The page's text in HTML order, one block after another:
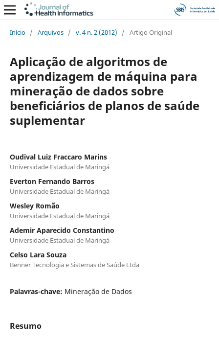
Início / Arquivos / v. 4 n. 2 (2012) / Artigo Original
Aplicação de algoritmos de
aprendizagem de máquina para
mineração de dados sobre
beneficiários de planos de saúde
suplementar
Oudival Luiz Fraccaro Marins
Universidade Estadual de Maringá
Everton Fernando Barros
Universidade Estadual de Maringá
Wesley Romão
Universidade Estadual de Maringá
Ademir Aparecido Constantino
Universidade Estadual de Maringá
Celso Lara Souza
Benner Tecnologia e Sistemas de Saúde Ltda
Palavras-chave: Mineração de Dados
Resumo